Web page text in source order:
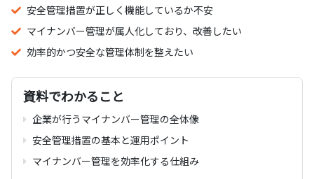
安全管理措置が正しく機能しているか不安
マイナンバー管理が属人化しており、改善したい
効率的かつ安全な管理体制を整えたい
資料でわかること
企業が行うマイナンバー管理の全体像
安全管理措置の基本と運用ポイント
マイナンバー管理を効率化する仕組み